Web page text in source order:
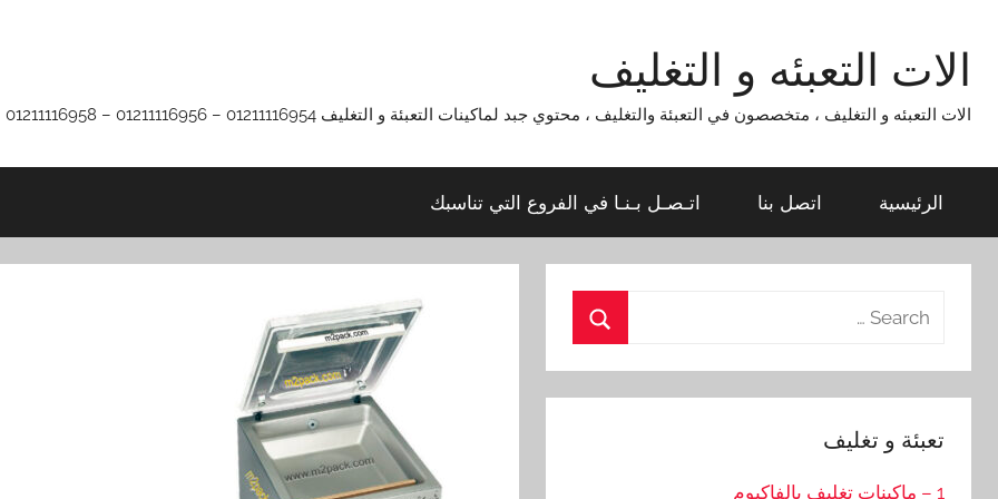
contentالات التعبئه و التغليف
الات التعبئه و التغليف ، متخصصون في التعبئة والتغليف ، محتوي جبد لماكينات التعبئة و التغليف 01211116954 – 01211116956 – 01211116958
الرئيسية اتصل بنا اتـصـل بـنـا في الفروع التي تناسبك
Search
تعبئة و تغليف
1 – ماكينات تغليف بالفاكيوم